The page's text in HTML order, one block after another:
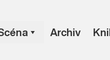
Archiv